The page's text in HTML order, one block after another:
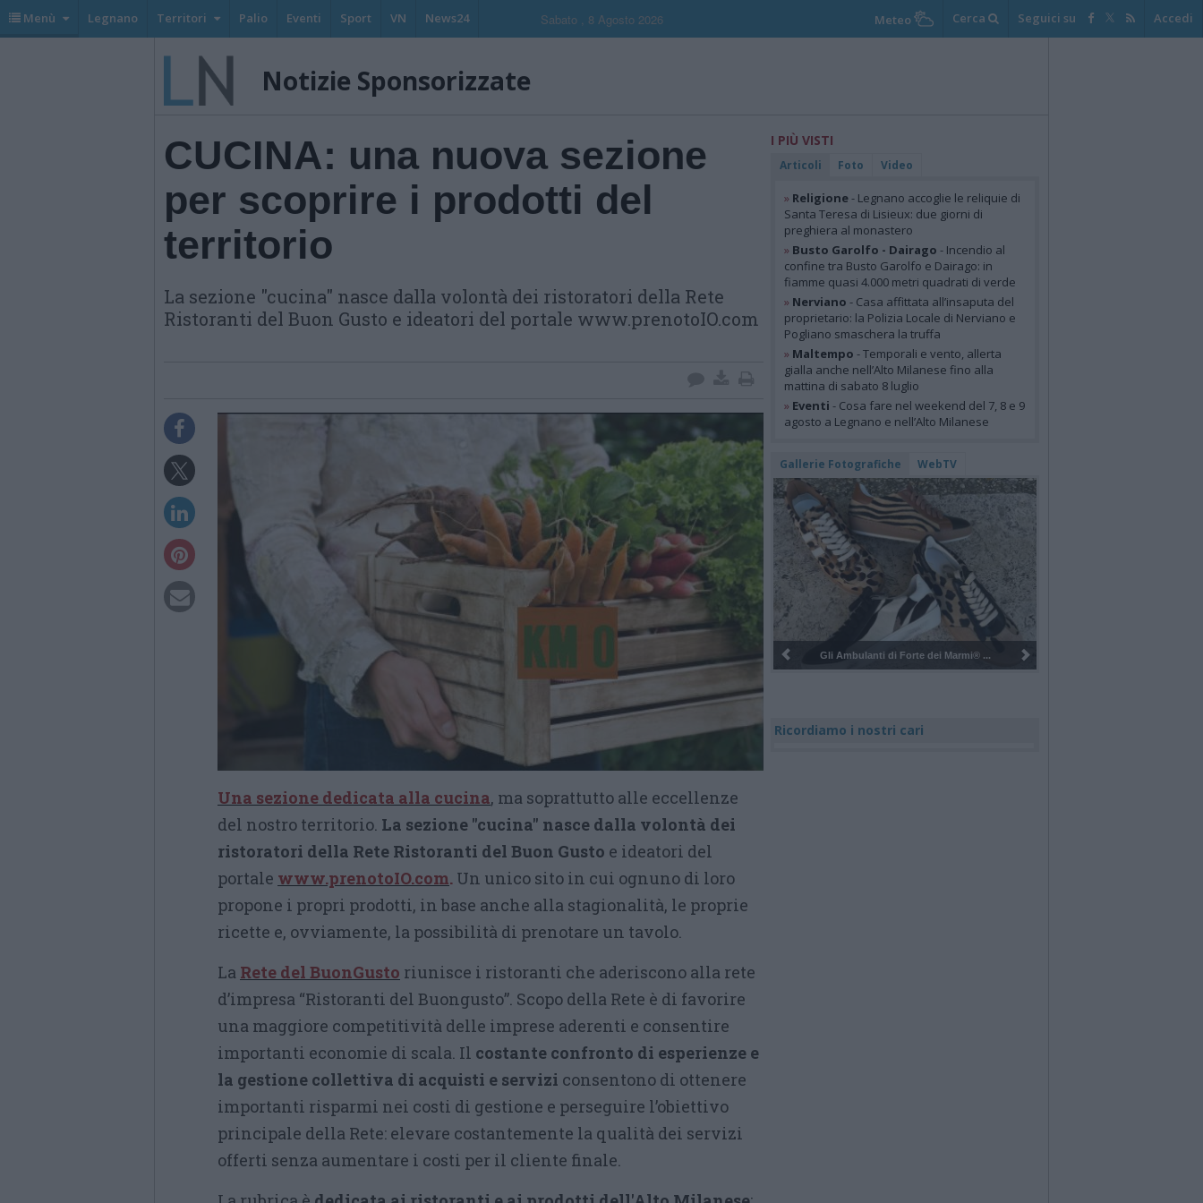
Menù Legnano Territori Palio Eventi Sport VN News24 Sabato , 8 Agosto 2026 Meteo Cerca Seguici su Accedi
Notizie Sponsorizzate
CUCINA: una nuova sezione
per scoprire i prodotti del
territorio
La sezione "cucina" nasce dalla volontà dei ristoratori della Rete
Ristoranti del Buon Gusto e ideatori del portale www.prenotoIO.com
Una sezione dedicata alla cucina, ma soprattutto alle eccellenze
del nostro territorio. La sezione "cucina" nasce dalla volontà dei
ristoratori della Rete Ristoranti del Buon Gusto e ideatori del
portale www.prenotoIO.com. Un unico sito in cui ognuno di loro
propone i propri prodotti, in base anche alla stagionalità, le proprie
ricette e, ovviamente, la possibilità di prenotare un tavolo.
La Rete del BuonGusto riunisce i ristoranti che aderiscono alla rete
d’impresa “Ristoranti del Buongusto”. Scopo della Rete è di favorire
una maggiore competitività delle imprese aderenti e consentire
importanti economie di scala. Il costante confronto di esperienze e
la gestione collettiva di acquisti e servizi consentono di ottenere
importanti risparmi nei costi di gestione e perseguire l’obiettivo
principale della Rete: elevare costantemente la qualità dei servizi
offerti senza aumentare i costi per il cliente finale.
I PIÙ VISTI
Articoli Foto Video
» Religione- Legnano accoglie le reliquie di
Santa Teresa di Lisieux: due giorni di
preghiera al monastero
» Busto Garolfo - Dairago - Incendio al
confine tra Busto Garolfo e Dairago: in
fiamme quasi 4.000 metri quadrati di verde
» Nerviano - Casa affittata all’insaputa del
proprietario: la Polizia Locale di Nerviano e
Pogliano smaschera la truffa
» Maltempo - Temporali e vento, allerta
gialla anche nell’Alto Milanese fino alla
mattina di sabato 8 luglio
» Eventi - Cosa fare nel weekend del 7, 8 e 9
agosto a Legnano e nell’Alto Milanese
Gallerie Fotografiche WebTV
Pulizia del bosco del Rugareto a ...
Ricordiamo i nostri cari